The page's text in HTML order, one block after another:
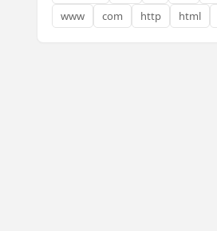
www
com http html